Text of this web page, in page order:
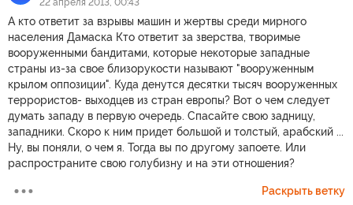
А кто ответит за взрывы машин и жертвы среди мирного
населения Дамаска Кто ответит за зверства, творимые
вооруженными бандитами, которые некоторые западные
страны из-за свое близорукости называют "вооруженным
крылом оппозиции". Куда денутся десятки тысяч вооруженных
террористов- выходцев из стран европы? Вот о чем следует
думать западу в первую очередь. Спасайте свою задницу,
западники. Скоро к ним придет большой и толстый, арабский ...
Ну, вы поняли, о чем я. Тогда вы по другому запоете. Или
распространите свою голубизну и на эти отношения?
Раскрыть ветку